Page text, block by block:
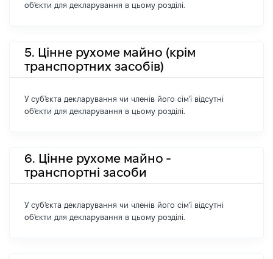
об'єкти для декларування в цьому розділі.
5. Цінне рухоме майно (крім
транспортних засобів)
У суб'єкта декларування чи членів його сім'ї відсутні
об'єкти для декларування в цьому розділі.
6. Цінне рухоме майно -
транспортні засоби
У суб'єкта декларування чи членів його сім'ї відсутні
об'єкти для декларування в цьому розділі.